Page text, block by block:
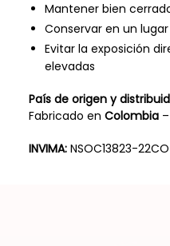
Mantener bien
Conservar en un
Evitar la exposición
elevadas
País de origen y
Fabricado en Colombia–
INVIMA:NSOC13823-22CO